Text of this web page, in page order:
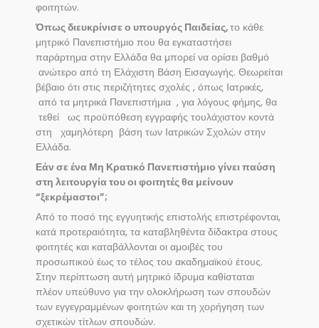
φοιτητών.
Όπως διευκρίνισε ο υπουργός Παιδείας,το κάθε
μητρικό Πανεπιστήμιο που θα εγκαταστήσει
παράρτημα στην Ελλάδα θα μπορεί να ορίσει βαθμό
ανώτερο από τη Ελάχιστη Βάση Εισαγωγής. Θεωρείται
βέβαιο ότι στις περιζήτητες σχολές , όπως Ιατρικές,
από τα μητρικά Πανεπιστήμια , για λόγους φήμης, θα
τεθεί ως προϋπόθεση εγγραφής τουλάχιστον κοντά
στη χαμηλότερη βάση των Ιατρικών Σχολών στην
Ελλάδα.
Εάν σε ένα Μη Κρατικό Πανεπιστήμιο γίνει παύση
στη λειτουργία του οι φοιτητές θα μείνουν
“ξεκρέμαστοι”;
Από το ποσό της εγγυητικής επιστολής επιστρέφονται,
κατά προτεραιότητα, τα καταβληθέντα δίδακτρα στους
φοιτητές και καταβάλλονται οι αμοιβές του
προσωπικού έως το τέλος του ακαδημαϊκού έτους.
Στην περίπτωση αυτή μητρικό ίδρυμα καθίσταται
πλέον υπεύθυνο για την ολοκλήρωση των σπουδών
των εγγεγραμμένων φοιτητών και τη χορήγηση των
σχετικών τίτλων σπουδών.